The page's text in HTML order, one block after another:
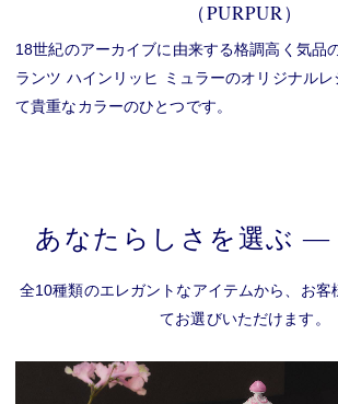
（PURPUR）
18世紀のアーカイブに由来する格調高く気品
ランツ ハインリッヒ ミュラーのオリジナル
て貴重なカラーのひとつです。
あなたらしさを選ぶ ―
全10種類のエレガントなアイテムから、お客
てお選びいただけます。